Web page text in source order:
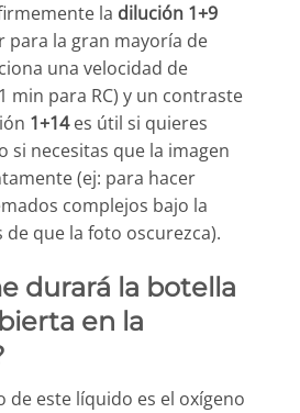
la dilución 1+9
para la gran mayoría de
una velocidad de
min para RC) y un contraste
1+14es útil si quieres
si necesitas que la imagen
(ej: para hacer
complejos bajo la
que la foto oscurezca).
durará la botella
en la
de este líquido es el oxígeno